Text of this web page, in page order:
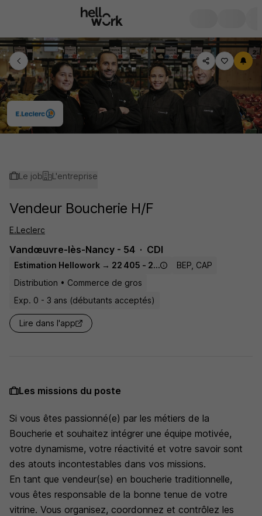
Le job L'entreprise
Vendeur Boucherie H/F
E.Leclerc
Vandœuvre-lès-Nancy - 54 CDI
Estimation Hellowork → 22 405 - 22 970 € / an
BEP, CAP
Distribution • Commerce de gros
Exp. 0 - 3 ans (débutants acceptés)
Lire dans l'app
Les missions du poste
Si vous êtes passionné(e) par les métiers de la
Boucherie et souhaitez intégrer une équipe motivée,
votre dynamisme, votre réactivité et votre savoir sont
des atouts incontestables dans vos missions.
En tant que vendeur(se) en boucherie traditionnelle,
vous êtes responsable de la bonne tenue de votre
vitrine. Vous organisez, coordonnez et contrôlez les